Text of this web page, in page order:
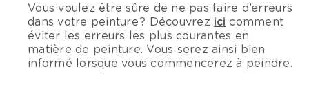
Vous voulez être sûre de ne pas faire d’erreurs
dans votre peinture ? Découvrez ici comment
éviter les erreurs les plus courantes en
matière de peinture. Vous serez ainsi bien
informé lorsque vous commencerez à peindre.